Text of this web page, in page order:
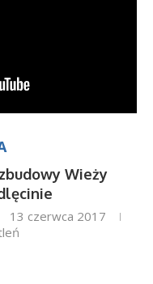
Wieży
13 czerwca 2017